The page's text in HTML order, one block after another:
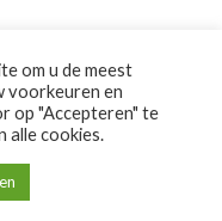
om u de meest
voorkeuren en
op "Accepteren" te
alle cookies.